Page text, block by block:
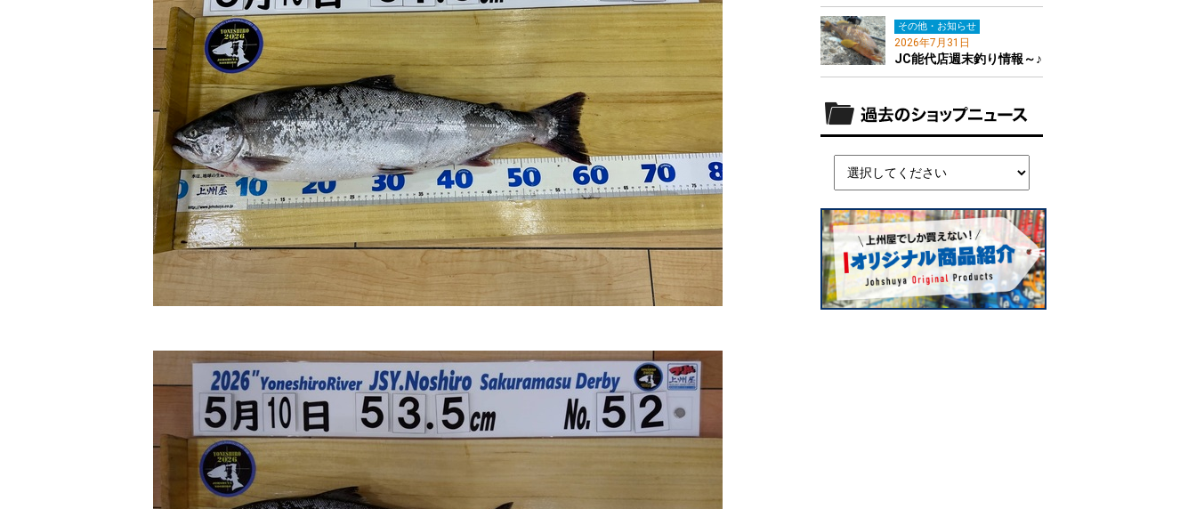
その他・お知らせ
2026年7月31日
JC能代店週末釣り情報～♪